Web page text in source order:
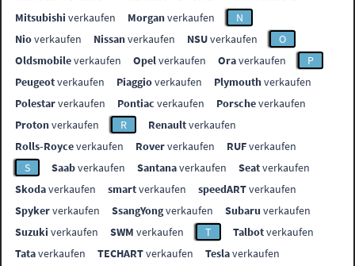
Mitsubishi verkaufen Morganverkaufen
N
Nioverkaufen Nissanverkaufen NSUverkaufen
O
Oldsmobileverkaufen Opelverkaufen Oraverkaufen
P
Peugeotverkaufen Piaggioverkaufen Plymouthverkaufen
Polestarverkaufen Pontiac verkaufen Porscheverkaufen
Protonverkaufen R Renaultverkaufen
Rolls-Royceverkaufen Roververkaufen RUFverkaufen
S
Saabverkaufen Santanaverkaufen Seatverkaufen
Skodaverkaufen smartverkaufen speedARTverkaufen
Spykerverkaufen SsangYongverkaufen Subaru verkaufen
Suzuki verkaufen SWM verkaufen T Talbotverkaufen
Tataverkaufen TECHARTverkaufen Teslaverkaufen